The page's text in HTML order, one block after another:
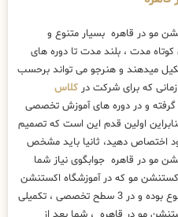
اولین قدم این است که تصمیم
اختصاص دهید، ثانیا باید مشخص
در قاهره جوابگوی نیاز شما
مو که در آموزشگاه اکستنشن
مو در قاهره برگزار میشوند بسیار متنوع بوده و در 3 سطح تخصصی ، تکمیلی
مو در قاهره ، شما بعد از
اکستنشن، متد های متداول انجام
می گیرید. در این دوره با تمام
کراتین، رینگ، دوخت مو، روش
عملی آشنا خواهید شد. در دوره های
طبیعی و مصنوعی کار خواهید کرد
مو را به موهای مدل، اضافه می